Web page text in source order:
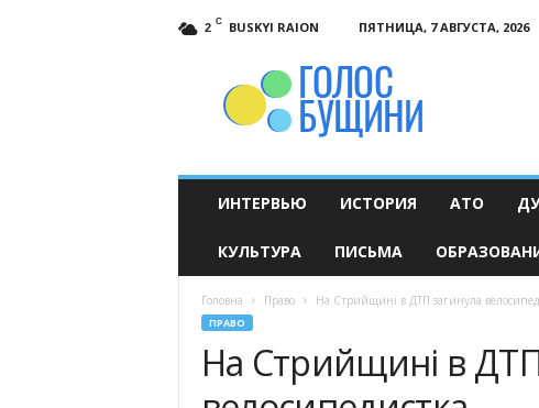
2 C BUSKYI RAION ПЯТНИЦА, 7 АВГУСТА, 2026
ИНТЕРВЬЮ ИСТОРИЯ АТО
КУЛЬТУРА ПИСЬМА
Головна Право На Стрийщині в ДТП загинула
ПРАВО
На Стрийщині в